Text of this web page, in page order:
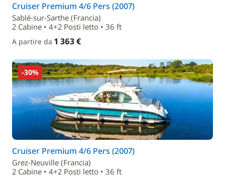
Cruiser Premium 4/6 Pers (2007)
Sablé-sur-Sarthe (Francia)
2 Cabine • 4+2 Posti letto • 36 ft
A partire da 1 363 €
-30%
Cruiser Premium 4/6 Pers (2007)
Grez-Neuville (Francia)
2 Cabine • 4+2 Posti letto • 36 ft